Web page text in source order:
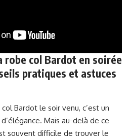
robe col Bardot en soirée
pratiques et astuces
Bardot le soir venu, c’est un
Mais au-delà de ce
souvent difficile de trouver le